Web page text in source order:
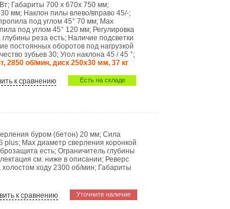
; Габариты 700 x 670x 750 мм;
30 мм; Наклон пилы влево/вправо 45/-;
под углом 45° 70 мм; Max
под углом 45° 120 мм; Регулировка
глубины реза есть; Наличие подсветки
постоянных оборотов под нагрузкой
зубьев 30; Угол наклона 45 / 45 °;
2850 об/мин, диск 250х30 мм, 37 кг
Есть на складе
к сравнению
буром (бетон) 20 мм; Сила
plus; Max диаметр сверления коронкой
есть; Ограничитель глубины
см. ниже в описании; Реверс
ходу 2300 об/мин; Габариты
Уточните наличие
к сравнению